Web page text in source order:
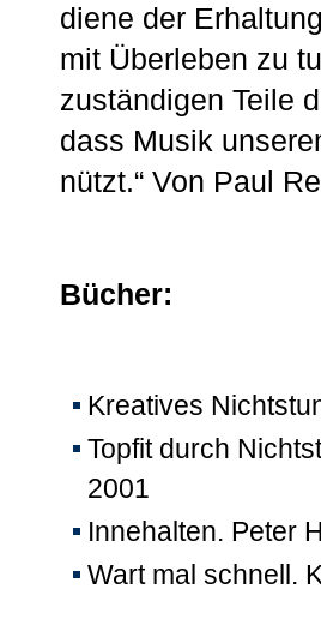
diene der
mit Überleben zu
zuständigen Teile
dass Musik
nützt.“ Von Paul
Bücher:
Kreatives
Topfit durch
2001
Innehalten. Peter
Wart mal schnell.